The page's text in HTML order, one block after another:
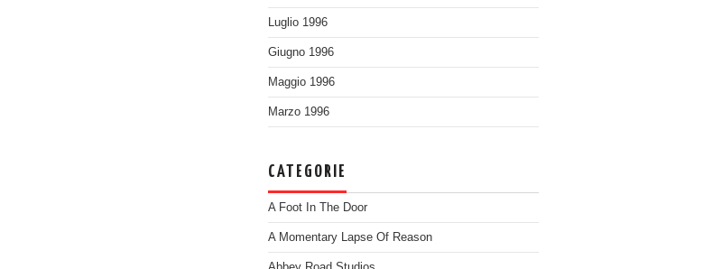
Luglio 1996
Giugno 1996
Maggio 1996
Marzo 1996
CATEGORIE
A Foot In The Door
A Momentary Lapse Of Reason